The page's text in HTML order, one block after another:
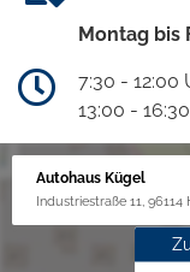
Montag bis
7:30 - 12:00
13:00 -
Autohaus Kügel
Industriestraße 11, 96114